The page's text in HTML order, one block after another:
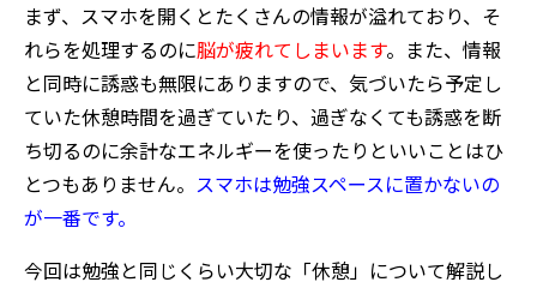
まず、スマホを開くとたくさんの情報が溢れており、そ
れらを処理するのに脳が疲れてしまいます。また、情報
と同時に誘惑も無限にありますので、気づいたら予定し
ていた休憩時間を過ぎていたり、過ぎなくても誘惑を断
ち切るのに余計なエネルギーを使ったりといいことはひ
とつもありません。 スマホは勉強スペースに置かないの
が一番です。
今回は勉強と同じくらい大切な「休憩」について解説し